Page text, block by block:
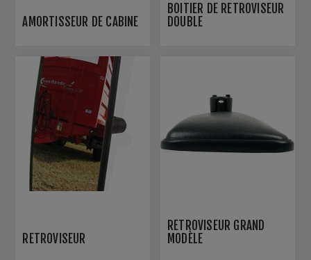
AMORTISSEUR DE CABINE
BOITIER DE RETROVISEUR
DOUBLE
RÉTROVISEUR
RÉTROVISEUR GRAND
MODÈLE